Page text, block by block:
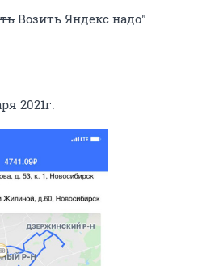
Возить Яндекс надо"
2021г.